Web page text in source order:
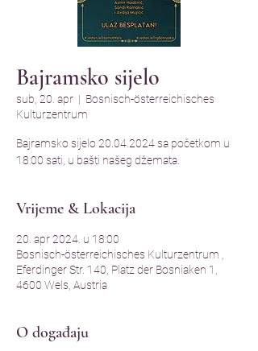
Bajramsko sijelo
sub, 20. apr
  |
Bosnisch-österreichisches
Kulturzentrum
Bajramsko sijelo 20.04.2024 sa početkom u
18:00 sati, u bašti našeg džemata.
Vrijeme & Lokacija
20. apr 2024. u 18:00
Bosnisch-österreichisches Kulturzentrum ,
Eferdinger Str. 140, Platz der Bosniaken 1,
4600 Wels, Austria
O događaju